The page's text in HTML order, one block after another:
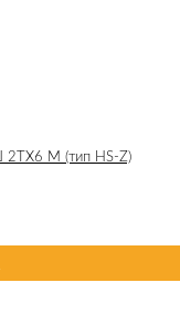
2ТХ6 М (тип HS-Z)